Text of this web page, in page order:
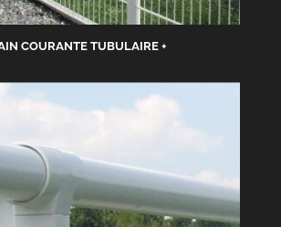
COURANTE TUBULAIRE +